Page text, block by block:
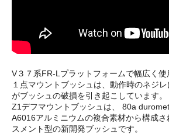
V３７系FR-Lプラットフォームで幅広く
１点マウントブッシュは、動作時のネジ
がブッシュの破損を引き起こしています。
Z1デフマウントブッシュは、 80a
A6016アルミニウムの複合素材から構成
スメント型の新開発ブッシュです。